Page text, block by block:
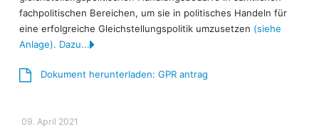
fachpolitischen Bereichen, um sie in politisches Handeln für
eine erfolgreiche Gleichstellungspolitik umzusetzen (siehe
Anlage). Dazu...
Dokument herunterladen: GPR antrag
09. April 2021